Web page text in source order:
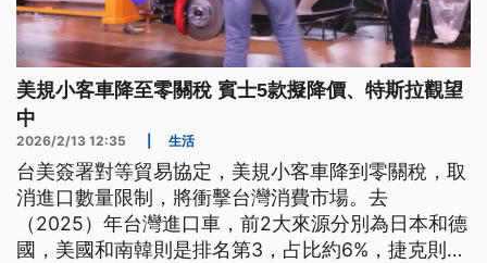
美規小客車降至零關稅 賓士5款擬降價、特斯拉觀望
中
2026/2/13 12:35 生活
台美簽署對等貿易協定，美規小客車降到零關稅，取
消進口數量限制，將衝擊台灣消費市場。去
（2025）年台灣進口車，前2大來源分別為日本和德
國，美國和南韓則是排名第3，占比約6%，捷克則有